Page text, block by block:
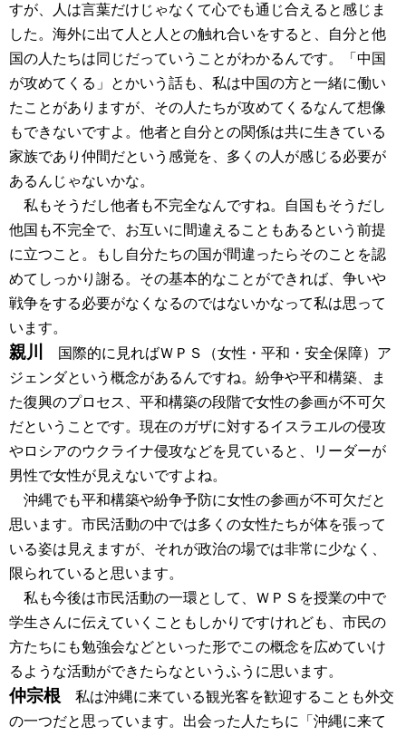
すが、人は言葉だけじゃなくて心でも通じ合えると感じま
した。海外に出て人と人との触れ合いをすると、自分と他
国の人たちは同じだっていうことがわかるんです。「中国
が攻めてくる」とかいう話も、私は中国の方と一緒に働い
たことがありますが、その人たちが攻めてくるなんて想像
もできないですよ。他者と自分との関係は共に生きている
家族であり仲間だという感覚を、多くの人が感じる必要が
あるんじゃないかな。
私もそうだし他者も不完全なんですね。自国もそうだし
他国も不完全で、お互いに間違えることもあるという前提
に立つこと。もし自分たちの国が間違ったらそのことを認
めてしっかり謝る。その基本的なことができれば、争いや
戦争をする必要がなくなるのではないかなって私は思って
います。
親川
国際的に見ればＷＰＳ（女性・平和・安全保障）ア
ジェンダという概念があるんですね。紛争や平和構築、ま
た復興のプロセス、平和構築の段階で女性の参画が不可欠
だということです。現在のガザに対するイスラエルの侵攻
やロシアのウクライナ侵攻などを見ていると、リーダーが
男性で女性が見えないですよね。
沖縄でも平和構築や紛争予防に女性の参画が不可欠だと
思います。市民活動の中では多くの女性たちが体を張って
いる姿は見えますが、それが政治の場では非常に少なく、
限られていると思います。
私も今後は市民活動の一環として、ＷＰＳを授業の中で
学生さんに伝えていくこともしかりですけれども、市民の
方たちにも勉強会などといった形でこの概念を広めていけ
るような活動ができたらなというふうに思います。
仲宗根 私は沖縄に来ている観光客を歓迎することも外交
の一つだと思っています。出会った人たちに「沖縄に来て